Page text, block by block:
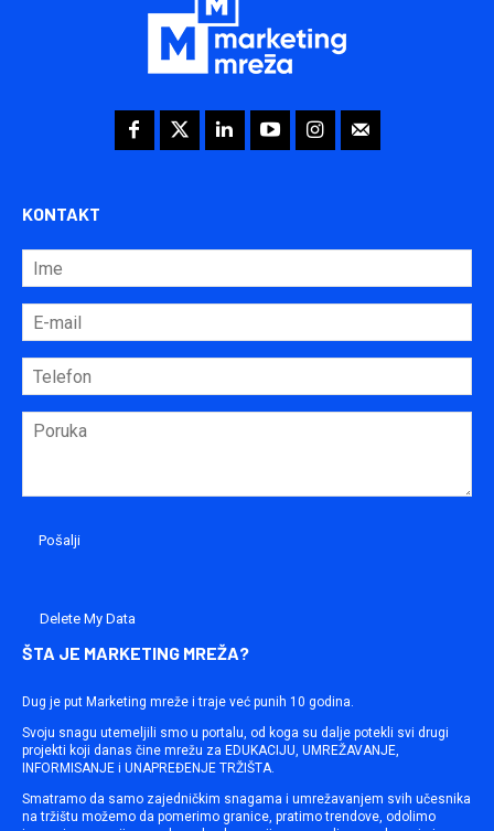
KONTAKT
Delete My Data
ŠTA JE MARKETING MREŽA?
Dug je put Marketing mreže i traje već punih 10 godina.
Svoju snagu utemeljili smo u portalu, od koga su dalje potekli svi drugi
projekti koji danas čine mrežu za EDUKACIJU, UMREŽAVANJE,
INFORMISANJE i UNAPREĐENJE TRŽIŠTA.
Smatramo da samo zajedničkim snagama i umrežavanjem svih učesnika
na tržištu možemo da pomerimo granice, pratimo trendove, odolimo